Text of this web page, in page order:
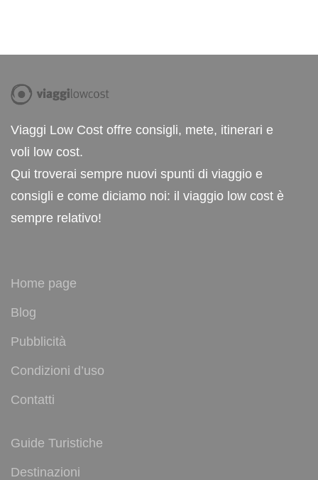
Viaggi Low Cost offre consigli, mete, itinerari e
voli low cost.
Qui troverai sempre nuovi spunti di viaggio e
consigli e come diciamo noi: il viaggio low cost è
sempre relativo!
Home page
Blog
Pubblicità
Condizioni d’uso
Contatti
Guide Turistiche
Destinazioni